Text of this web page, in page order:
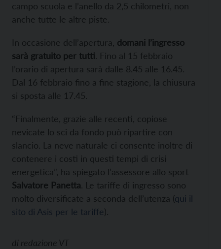
campo scuola e l’anello da 2,5 chilometri, non
anche tutte le altre piste.
In occasione dell’apertura, domani l’ingresso
sarà gratuito per tutti. Fino al 15 febbraio
l’orario di apertura sarà dalle 8.45 alle 16.45.
Dal 16 febbraio fino a fine stagione, la chiusura
si sposta alle 17.45.
“Finalmente, grazie alle recenti, copiose
nevicate lo sci da fondo può ripartire con
slancio. La neve naturale ci consente inoltre di
contenere i costi in questi tempi di crisi
energetica”, ha spiegato l’assessore allo sport
Salvatore Panetta. Le tariffe di ingresso sono
molto diversificate a seconda dell’utenza (qui il
sito di Asis per le tariffe).
di redazione VT